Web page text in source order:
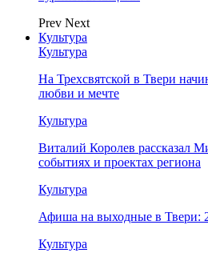
Prev Next
Культура
Культура
На Трехсвятской в Твери
любви и мечте
Культура
Виталий Королев рассказал
событиях и проектах региона
Культура
Афиша на выходные в Твери:
Культура